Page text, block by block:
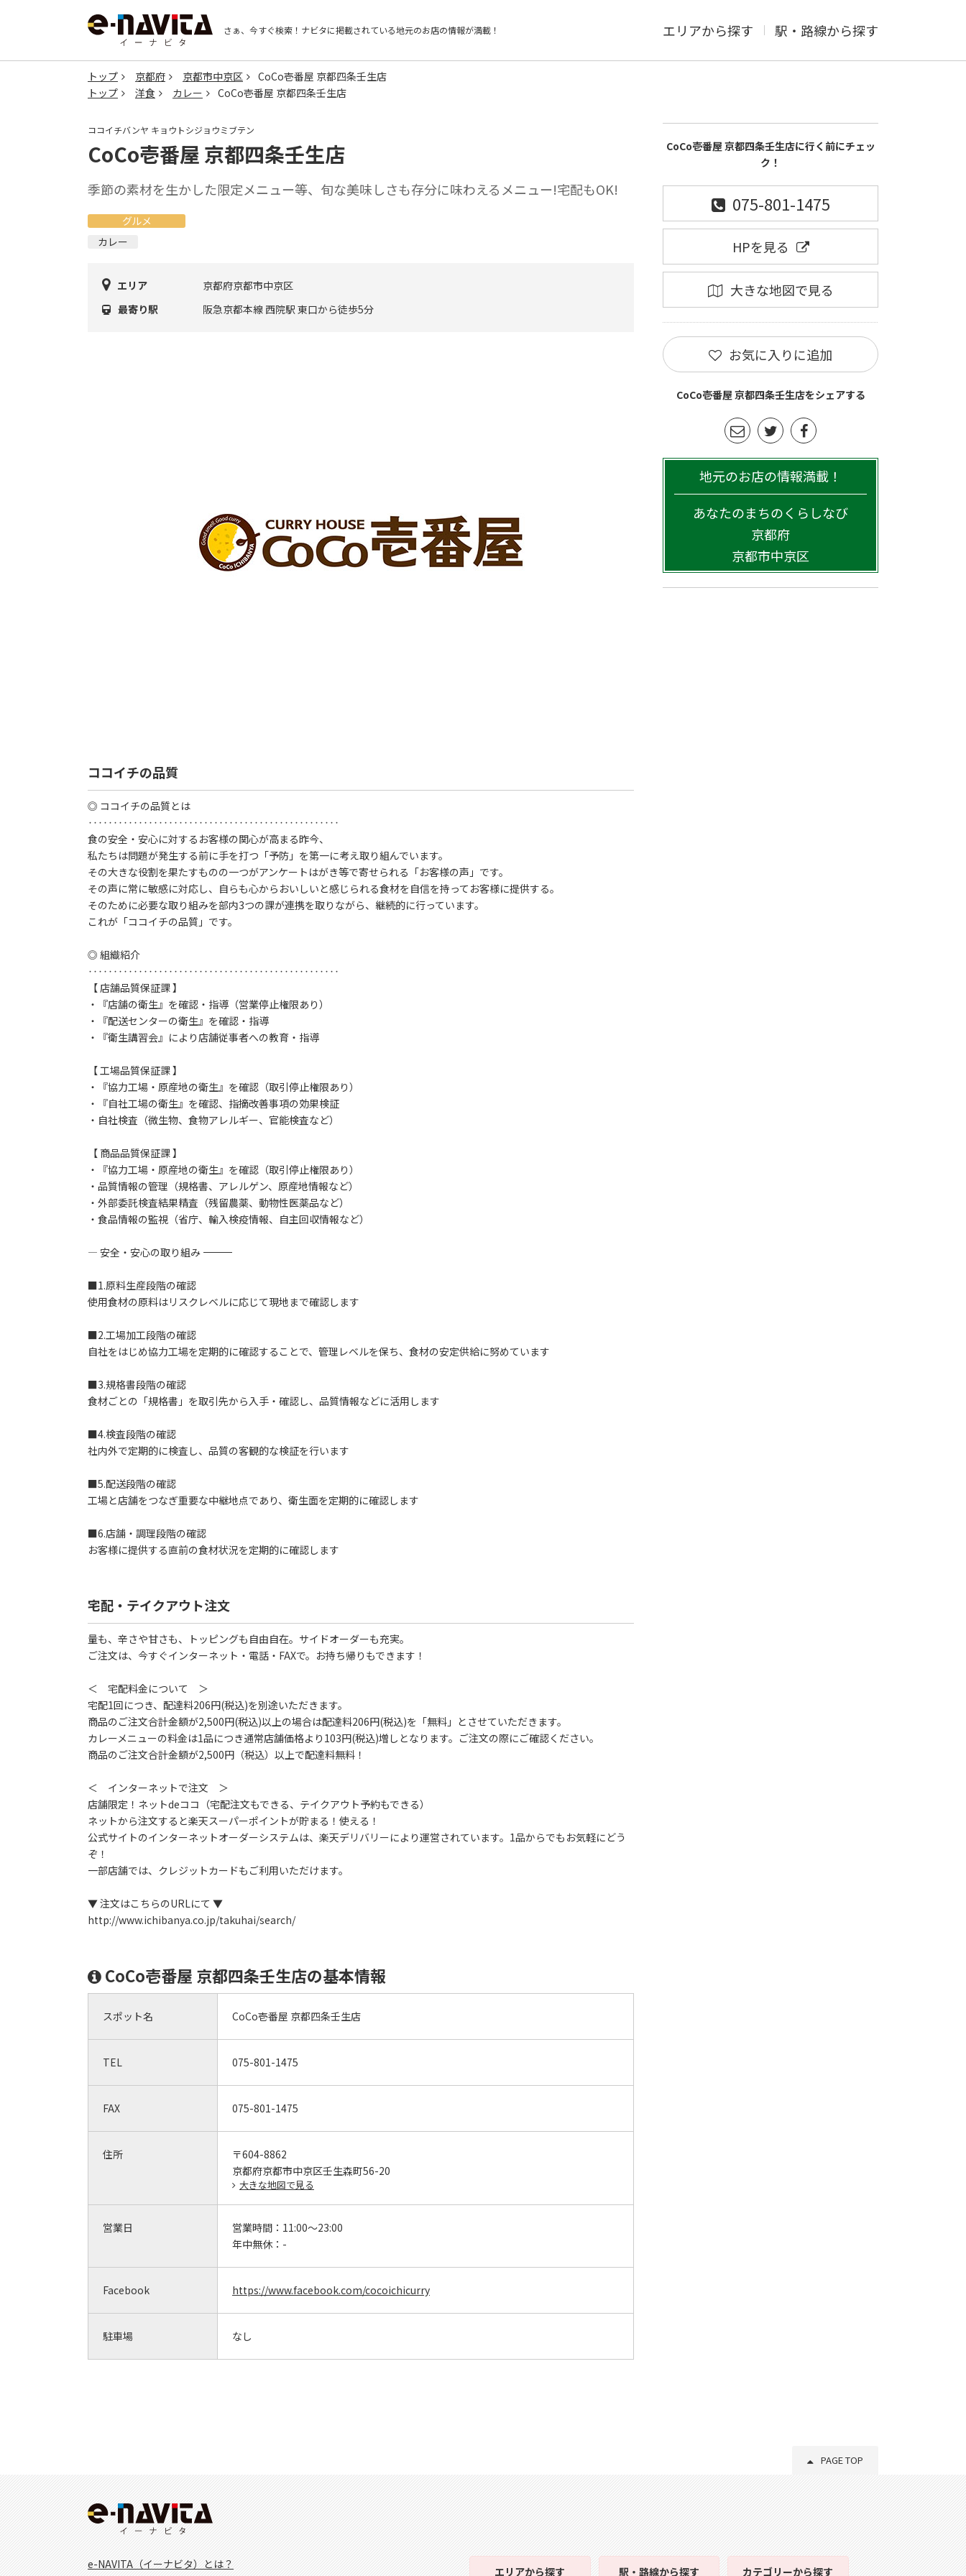
さぁ、今すぐ検索！ ナビタに掲載されている地元のお店の情報が満載！ エリアから探す 駅・路線から探す
トップ 京都府 京都市中京区
CoCo壱番屋 京都四条壬生店
トップ
洋食 カレー CoCo壱番屋 京都四条壬生店
ココイチバンヤ キョウトシジョウミブテン
CoCo壱番屋 京都四条壬生店
季節の素材を生かした限定メニュー等、旬な美味しさも存分に味わえるメニュー!宅配もOK!
グルメ
カレー
エリア
京都府京都市中京区
最寄り駅
阪急京都本線 西院駅 東口から徒歩5分
ココイチの品質
◎ ココイチの品質とは
‥‥‥‥‥‥‥‥‥‥‥‥‥‥‥‥‥‥‥‥‥‥‥‥‥
食の安全・安心に対するお客様の関心が高まる昨今、
私たちは問題が発生する前に手を打つ「予防」を第一に考え取り組んでいます。
その大きな役割を果たすものの一つがアンケートはがき等で寄せられる「お客様の声」です。
その声に常に敏感に対応し、自らも心からおいしいと感じられる食材を自信を持ってお客様に提供する。
そのために必要な取り組みを部内3つの課が連携を取りながら、継続的に行っています。
これが「ココイチの品質」です。
◎ 組織紹介
‥‥‥‥‥‥‥‥‥‥‥‥‥‥‥‥‥‥‥‥‥‥‥‥‥
【 店舗品質保証課 】
・『店舗の衛生』を確認・指導（営業停止権限あり）
・『配送センターの衛生』を確認・指導
・『衛生講習会』により店舗従事者への教育・指導
【 工場品質保証課 】
・『協力工場・原産地の衛生』を確認（取引停止権限あり）
・『自社工場の衛生』を確認、指摘改善事項の効果検証
・自社検査（微生物、食物アレルギー、官能検査など）
【 商品品質保証課 】
・『協力工場・原産地の衛生』を確認（取引停止権限あり）
・品質情報の管理（規格書、アレルゲン、原産地情報など）
・外部委託検査結果精査（残留農薬、動物性医薬品など）
・食品情報の監視（省庁、輸入検疫情報、自主回収情報など）
― 安全・安心の取り組み ―――――――――――――――――――――
■1.原料生産段階の確認
使用食材の原料はリスクレベルに応じて現地まで確認します
■2.工場加工段階の確認
自社をはじめ協力工場を定期的に確認することで、管理レベルを保ち、食材の安定供給に努めています
■3.規格書段階の確認
食材ごとの「規格書」を取引先から入手・確認し、品質情報などに活用します
■4.検査段階の確認
社内外で定期的に検査し、品質の客観的な検証を行います
■5.配送段階の確認
工場と店舗をつなぎ重要な中継地点であり、衛生面を定期的に確認します
■6.店舗・調理段階の確認
お客様に提供する直前の食材状況を定期的に確認します
宅配・テイクアウト注文
量も、辛さや甘さも、トッピングも自由自在。サイドオーダーも充実。
ご注文は、今すぐインターネット・電話・FAXで。お持ち帰りもできます！
＜ 宅配料金について ＞
宅配1回につき、配達料206円(税込)を別途いただきます。
商品のご注文合計金額が2,500円(税込)以上の場合は配達料206円(税込)を「無料」とさせていただきます。
カレーメニューの料金は1品につき通常店舗価格より103円(税込)増しとなります。ご注文の際にご確認ください。
商品のご注文合計金額が2,500円（税込）以上で配達料無料！
＜ インターネットで注文 ＞
店舗限定！ネットdeココ（宅配注文もできる、テイクアウト予約もできる）
ネットから注文すると楽天スーパーポイントが貯まる！使える！
公式サイトのインターネットオーダーシステムは、楽天デリバリーにより運営されています。1品からでもお気軽にどう
ぞ！
一部店舗では、クレジットカードもご利用いただけます。
▼ 注文はこちらのURLにて ▼
http://www.ichibanya.co.jp/takuhai/search/
CoCo壱番屋 京都四条壬生店の基本情報
スポット名 CoCo壱番屋 京都四条壬生店
TEL 075-801-1475
FAX 075-801-1475
住所
〒604-8862
京都府京都市中京区壬生森町56-20
大きな地図で見る
営業日 営業時間： 11:00～23:00
年中無休： -
Facebook https://www.facebook.com/cocoichicurry
駐車場 なし
CoCo壱番屋 京都四条壬生店に行く前にチェッ
ク！
075-801-1475
HPを見る
大きな地図で見る
お気に入りに追加
CoCo壱番屋 京都四条壬生店をシェアする
地元のお店の情報満載！
あなたのまちのくらしなび
京都府
京都市中京区
PAGE TOP
e-NAVITA（イーナビタ）とは？
エリアから探す 駅・路線から探す カテゴリーから探す